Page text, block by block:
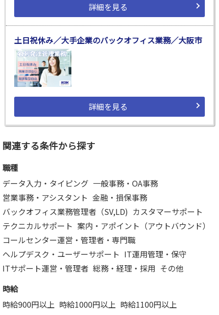
詳細を見る
土日祝休み／大手企業のバックオフィス業務／大阪市
詳細を見る
関連する条件から探す
職種
データ入力・タイピング 一般事務・OA事務
営業事務・アシスタント 金融・損保事務
バックオフィス業務管理者（SV,LD) カスタマーサポート
テクニカルサポート 案内・アポイント（アウトバウンド）
コールセンター運営・管理者・専門職
ヘルプデスク・ユーザーサポート IT運用管理・保守
ITサポート運営・管理者 総務・経理・採用 その他
時給
時給900円以上 時給1000円以上 時給1100円以上